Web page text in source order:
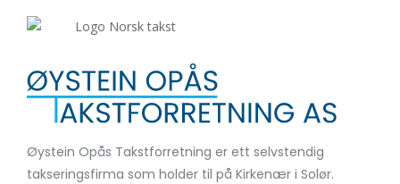
Øystein Opås Takstforretning er ett selvstendig
takseringsfirma som holder til på Kirkenær i Solør.